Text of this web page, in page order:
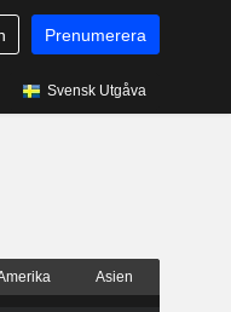
Prenumerera
Svensk Utgåva
Asien